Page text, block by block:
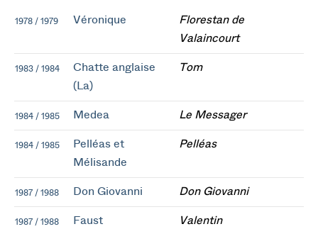
1978 / 1979 Véronique
Florestan de
Valaincourt
1983 / 1984
Chatte anglaise
(La)
Tom
1984 / 1985 Medea Le Messager
1984 / 1985
Pelléas et
Mélisande
Pelléas
1987 / 1988 Don Giovanni Don Giovanni
1987 / 1988 Faust Valentin